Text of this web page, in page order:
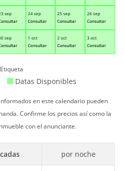
sep
24 sep
Consultar
25 sep
Consultar
26 sep
Consultar
sep
1 oct
Consultar
2 oct
Consultar
3 oct
Consultar
Etiqueta
Datas Disponibles
en este calendario pueden
Confirme los precios así como la
con el anunciante.
por noche